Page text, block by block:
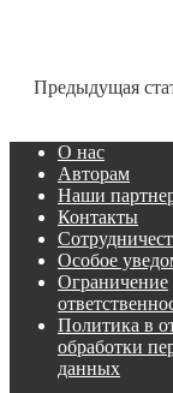
Предыдущая
О нас
Авторам
Наши
Контакты
Особое
Ограничение
Политика в
обработки
данных